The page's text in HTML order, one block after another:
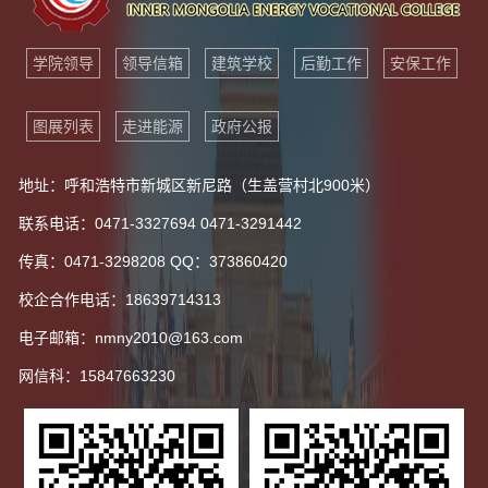
学院领导 领导信箱 建筑学校 后勤工作 安保工作
图展列表 走进能源 政府公报
地址：呼和浩特市新城区新尼路（生盖营村北900米）
联系电话：0471-3327694 0471-3291442
传真：0471-3298208 QQ：373860420
校企合作电话：18639714313
电子邮箱：nmny2010@163.com
网信科：15847663230